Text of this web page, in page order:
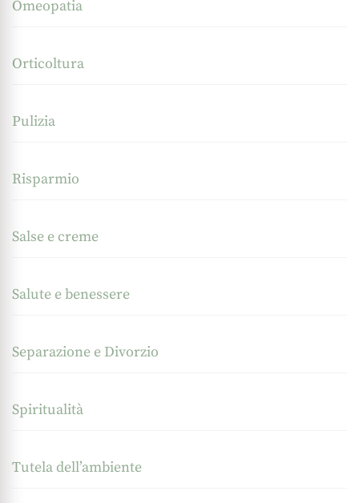
Omeopatia
Orticoltura
Pulizia
Risparmio
Salse e creme
Salute e benessere
Separazione e Divorzio
Spiritualità
Tutela dell’ambiente